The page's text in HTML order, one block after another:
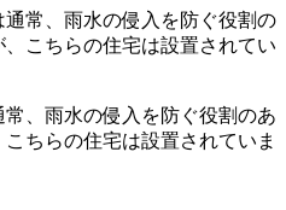
、雨水の侵入を防ぐ役割のあ
ちらの住宅は設置されていま